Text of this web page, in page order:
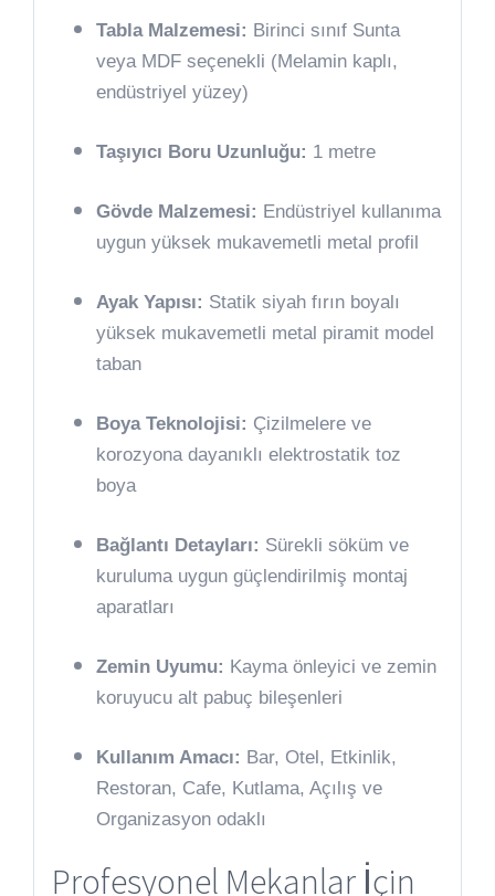
Tabla Malzemesi: Birinci sınıf Sunta
veya MDF seçenekli (Melamin kaplı,
endüstriyel yüzey)
Taşıyıcı Boru Uzunluğu: 1 metre
Gövde Malzemesi: Endüstriyel kullanıma
uygun yüksek mukavemetli metal profil
Ayak Yapısı: Statik siyah fırın boyalı
yüksek mukavemetli metal piramit model
taban
Boya Teknolojisi: Çizilmelere ve
korozyona dayanıklı elektrostatik toz
boya
Bağlantı Detayları: Sürekli söküm ve
kuruluma uygun güçlendirilmiş montaj
aparatları
Zemin Uyumu: Kayma önleyici ve zemin
koruyucu alt pabuç bileşenleri
Kullanım Amacı: Bar, Otel, Etkinlik,
Restoran, Cafe, Kutlama, Açılış ve
Organizasyon odaklı
Profesyonel Mekanlar İçin